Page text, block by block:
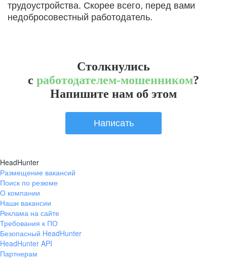
трудоустройства. Скорее всего, перед вами
недобросовестный работодатель.
Столкнулись
с работодателем-мошенником?
Напишите нам об этом
Написать
HeadHunter
Размещение вакансий
Поиск по резюме
О компании
Наши вакансии
Реклама на сайте
Требования к ПО
Безопасный HeadHunter
HeadHunter API
Партнерам